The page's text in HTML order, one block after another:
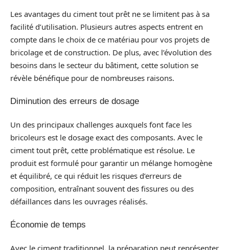
Les avantages du ciment tout prêt ne se limitent pas à sa
facilité d’utilisation. Plusieurs autres aspects entrent en
compte dans le choix de ce matériau pour vos projets de
bricolage et de construction. De plus, avec l’évolution des
besoins dans le secteur du bâtiment, cette solution se
révèle bénéfique pour de nombreuses raisons.
Diminution des erreurs de dosage
Un des principaux challenges auxquels font face les
bricoleurs est le dosage exact des composants. Avec le
ciment tout prêt, cette problématique est résolue. Le
produit est formulé pour garantir un mélange homogène
et équilibré, ce qui réduit les risques d’erreurs de
composition, entraînant souvent des fissures ou des
défaillances dans les ouvrages réalisés.
Économie de temps
Avec le ciment traditionnel, la préparation peut représenter